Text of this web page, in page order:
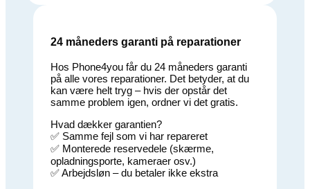
24 måneders garanti på reparationer
Hos Phone4you får du 24 måneders garanti
på alle vores reparationer. Det betyder, at du
kan være helt tryg – hvis der opstår det
samme problem igen, ordner vi det gratis.
Hvad dækker garantien?
✅ Samme fejl som vi har repareret
✅ Monterede reservedele (skærme,
opladningsporte, kameraer osv.)
✅ Arbejdsløn – du betaler ikke ekstra